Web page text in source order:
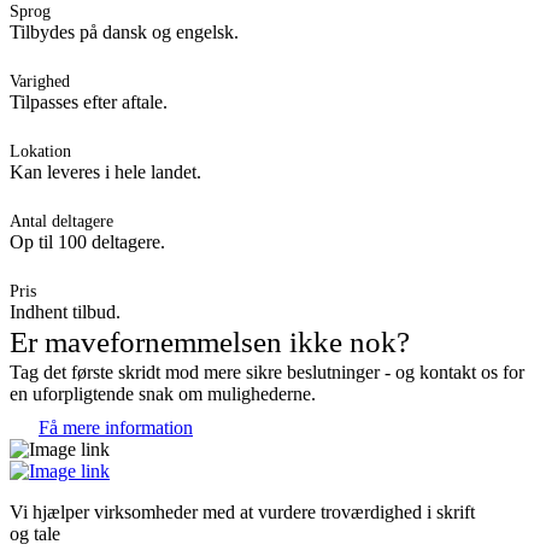
Sprog
Tilbydes på dansk og engelsk.
Varighed
Tilpasses efter aftale.
Lokation
Kan leveres i hele landet.
Antal deltagere
Op til 100 deltagere.
Pris
Indhent tilbud.
Er mavefornemmelsen ikke nok?
Tag det første skridt mod mere sikre beslutninger - og kontakt os for
en uforpligtende snak om mulighederne.
Få mere information
Vi hjælper virksomheder med at vurdere troværdighed i skrift
og tale